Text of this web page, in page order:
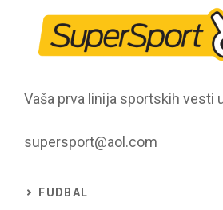
Vaša prva linija sportskih vesti
supersport@aol.com
FUDBAL